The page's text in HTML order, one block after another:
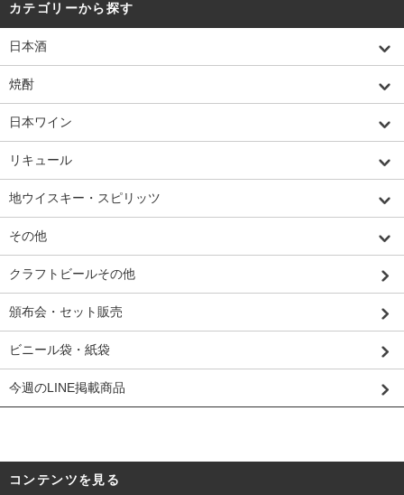
カテゴリーから探す
日本酒
焼酎
日本ワイン
リキュール
地ウイスキー・スピリッツ
その他
クラフトビールその他
頒布会・セット販売
ビニール袋・紙袋
今週のLINE掲載商品
コンテンツを見る